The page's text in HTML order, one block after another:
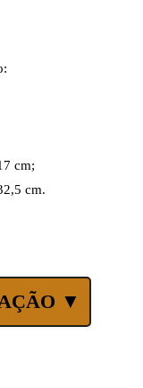
cm;
cm.
▼